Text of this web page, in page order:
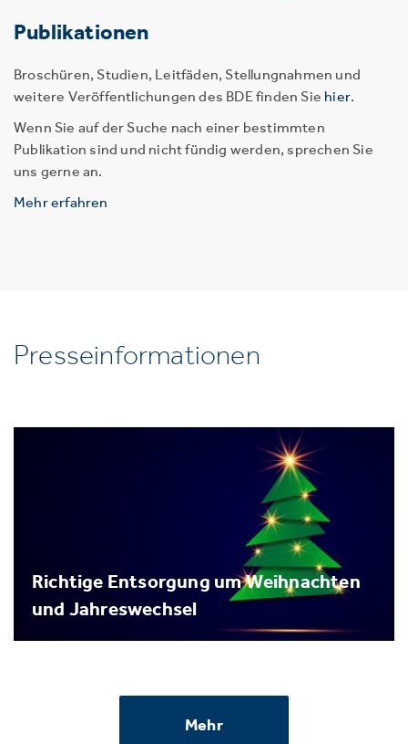
Publikationen
Broschüren, Studien, Leitfäden, Stellungnahmen und
weitere Veröffentlichungen des BDE finden Sie hier.
Wenn Sie auf der Suche nach einer bestimmten
Publikation sind und nicht fündig werden, sprechen Sie
uns gerne an.
Mehr erfahren
Presseinformationen
Richtige Entsorgung um Weihnachten
und Jahreswechsel
Mehr